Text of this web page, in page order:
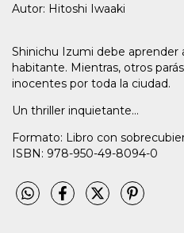
Autor: Hitoshi Iwaaki
Shinichu Izumi debe aprender
habitante. Mientras, otros
inocentes por toda la ciudad.
Un thriller inquietante...
Formato: Libro con
ISBN: 978-950-49-8094-0